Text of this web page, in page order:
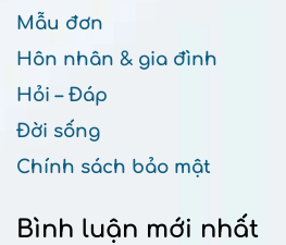
Mẫu đơn
Hôn nhân & gia đình
Hỏi – Đáp
Đời sống
Chính sách bảo mật
Bình luận mới nhất